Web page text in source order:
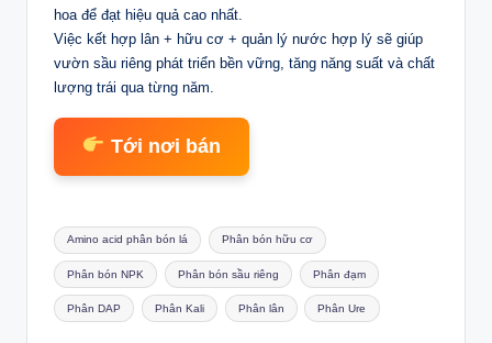
hoa để đạt hiệu quả cao nhất.
Việc kết hợp lân + hữu cơ + quản lý nước hợp lý sẽ giúp
vườn sầu riêng phát triển bền vững, tăng năng suất và chất
lượng trái qua từng năm.
Tới nơi bán
Tags:
Amino acid phân bón lá Phân bón hữu cơ
Phân bón NPK Phân bón sầu riêng Phân đạm
Phân DAP Phân Kali Phân lân Phân Ure